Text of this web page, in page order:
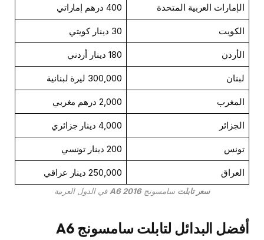
الإمارات العربية المتحدة 400 درهم إماراتي
الكويت 30 دينار كويتي
الأردن 180 دينار أردني
لبنان 300,000 ليرة لبنانية
المغرب 2,000 درهم مغربي
الجزائر 4,000 دينار جزائري
تونس 200 دينار تونسي
العراق 250,000 دينار عراقي
سعر تابلت سامسونجA6 2016 في الدول العربية
أفضل البدائل لتابلت سامسونج A6